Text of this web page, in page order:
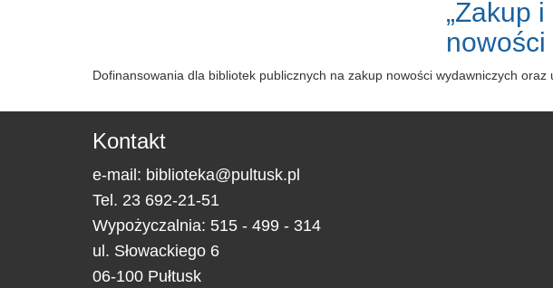
„Zakup
nowości
Dofinansowania dla bibliotek publicznych na zakup nowości wydawniczych
Kontakt
e-mail: biblioteka@pultusk.pl
Tel. 23 692-21-51
Wypożyczalnia: 515 - 499 - 314
ul. Słowackiego 6
06-100 Pułtusk